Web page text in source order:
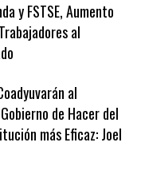
y FSTSE, Aumento
al
al
de Hacer del
más Eficaz: Joel